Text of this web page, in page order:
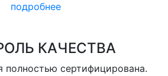
подробнее
КАЧЕСТВА
полностью сертифицирована.